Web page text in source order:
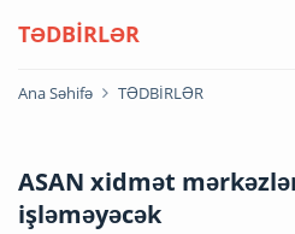
TƏDBİRLƏR
Ana Səhifə TƏDBİRLƏR
ASAN xidmət
işləməyəcək